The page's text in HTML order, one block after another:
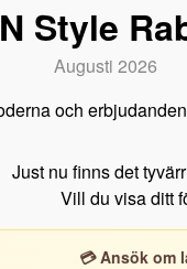
Style
Augusti 2026
och
Just nu finns det
Vill du visa ditt
💳 Ansök om